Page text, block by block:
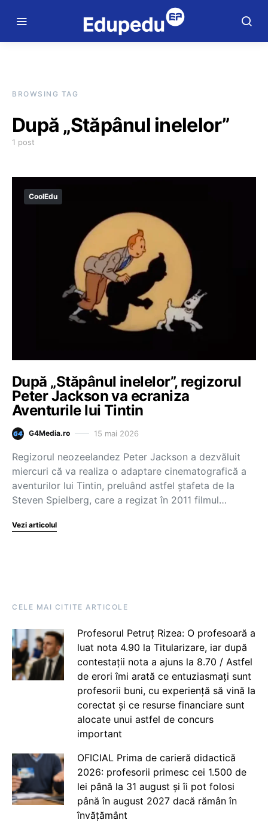
BROWSING TAG
După „Stăpânul inelelor”
1 post
CoolEdu
După „Stăpânul inelelor”, regizorul
Peter Jackson va ecraniza
Aventurile lui Tintin
G4Media.ro 15 mai 2026
Regizorul neozeelandez Peter Jackson a dezvăluit
miercuri că va realiza o adaptare cinematografică a
aventurilor lui Tintin, preluând astfel ştafeta de la
Steven Spielberg, care a regizat în 2011 filmul…
Vezi articolul
CELE MAI CITITE ARTICOLE
Profesorul Petruț Rizea: O profesoară a
luat nota 4.90 la Titularizare, iar după
contestații nota a ajuns la 8.70 / Astfel
de erori îmi arată ce entuziasmați sunt
profesorii buni, cu experiență să vină la
corectat și ce resurse financiare sunt
alocate unui astfel de concurs
important
OFICIAL Prima de carieră didactică
2026: profesorii primesc cei 1.500 de
lei până la 31 august și îi pot folosi
până în august 2027 dacă rămân în
învățământ